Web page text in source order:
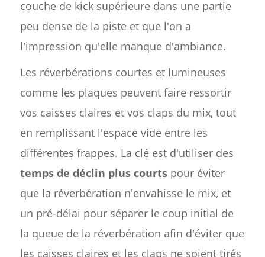
couche de kick supérieure dans une partie
peu dense de la piste et que l'on a
l'impression qu'elle manque d'ambiance.
Les réverbérations courtes et lumineuses
comme les plaques peuvent faire ressortir
vos caisses claires et vos claps du mix, tout
en remplissant l'espace vide entre les
différentes frappes. La clé est d'utiliser des
temps de déclin plus courtspour éviter
que la réverbération n'envahisse le mix, et
un pré-délai pour séparer le coup initial de
la queue de la réverbération afin d'éviter que
les caisses claires et les claps ne soient tirés